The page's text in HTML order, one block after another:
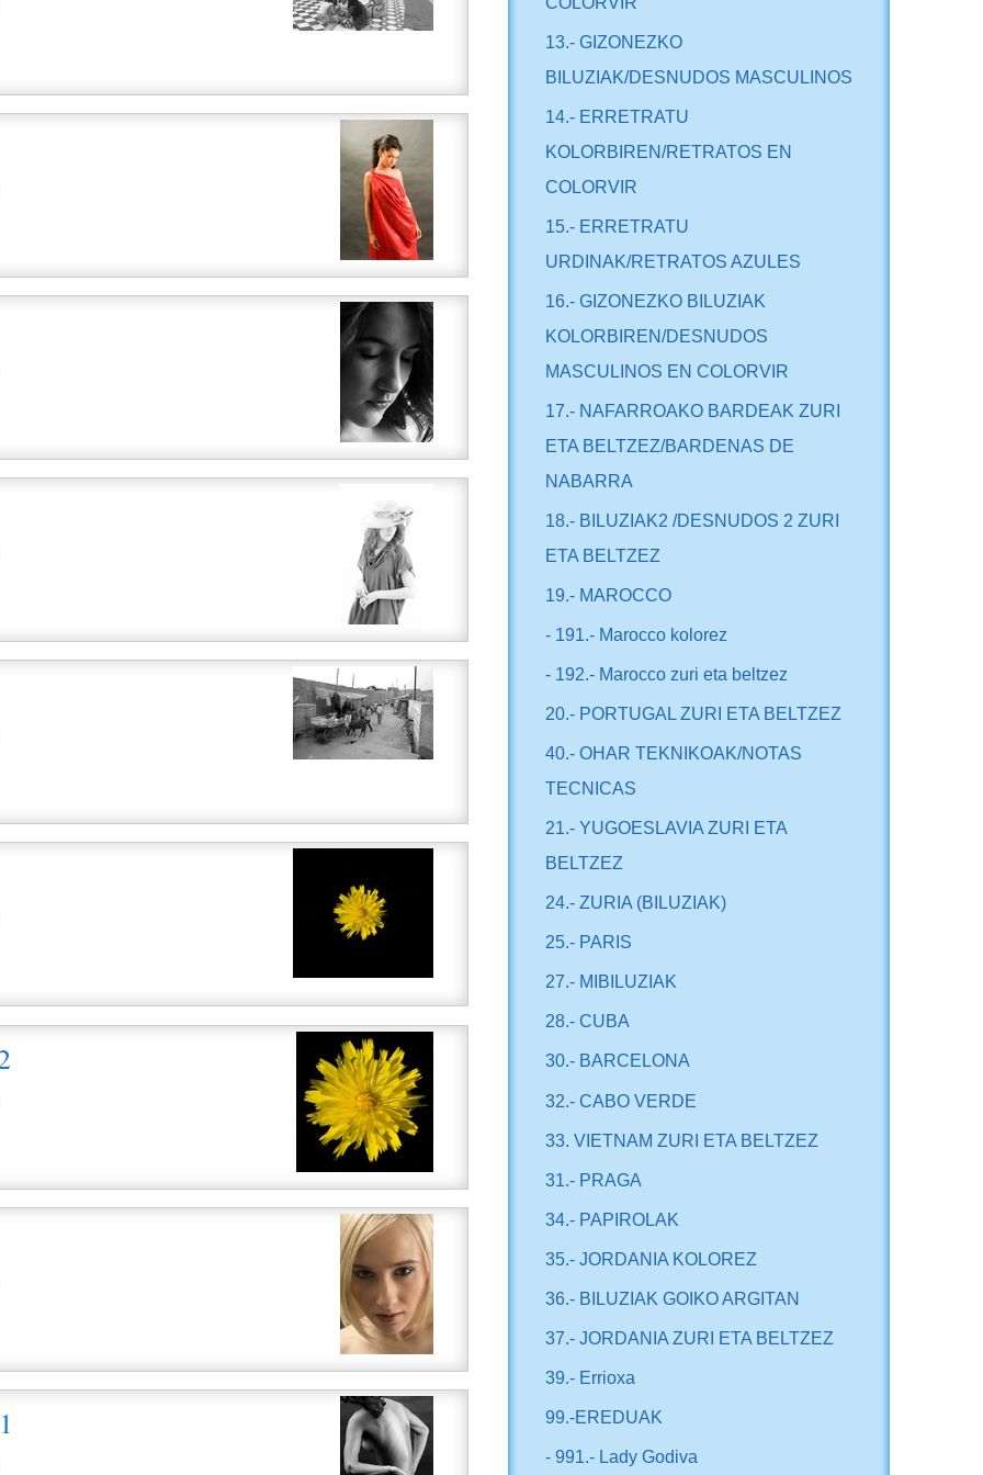
13.- GIZONEZKO
BILUZIAK/DESNUDOS MASCULINOS
14.- ERRETRATU
KOLORBIREN/RETRATOS EN
COLORVIR
15.- ERRETRATU
URDINAK/RETRATOS AZULES
16.- GIZONEZKO BILUZIAK
KOLORBIREN/DESNUDOS
MASCULINOS EN COLORVIR
17.- NAFARROAKO BARDEAK ZURI
ETA BELTZEZ/BARDENAS DE
NABARRA
18.- BILUZIAK2 /DESNUDOS 2 ZURI
ETA BELTZEZ
19.- MAROCCO
- 191.- Marocco kolorez
- 192.- Marocco zuri eta beltzez
20.- PORTUGAL ZURI ETA BELTZEZ
40.- OHAR TEKNIKOAK/NOTAS
TECNICAS
21.- YUGOESLAVIA ZURI ETA
BELTZEZ
24.- ZURIA (BILUZIAK)
25.- PARIS
27.- MIBILUZIAK
28.- CUBA
30.- BARCELONA
32.- CABO VERDE
33. VIETNAM ZURI ETA BELTZEZ
31.- PRAGA
34.- PAPIROLAK
35.- JORDANIA KOLOREZ
36.- BILUZIAK GOIKO ARGITAN
37.- JORDANIA ZURI ETA BELTZEZ
39.- Errioxa
99.-EREDUAK
- 991.- Lady Godiva